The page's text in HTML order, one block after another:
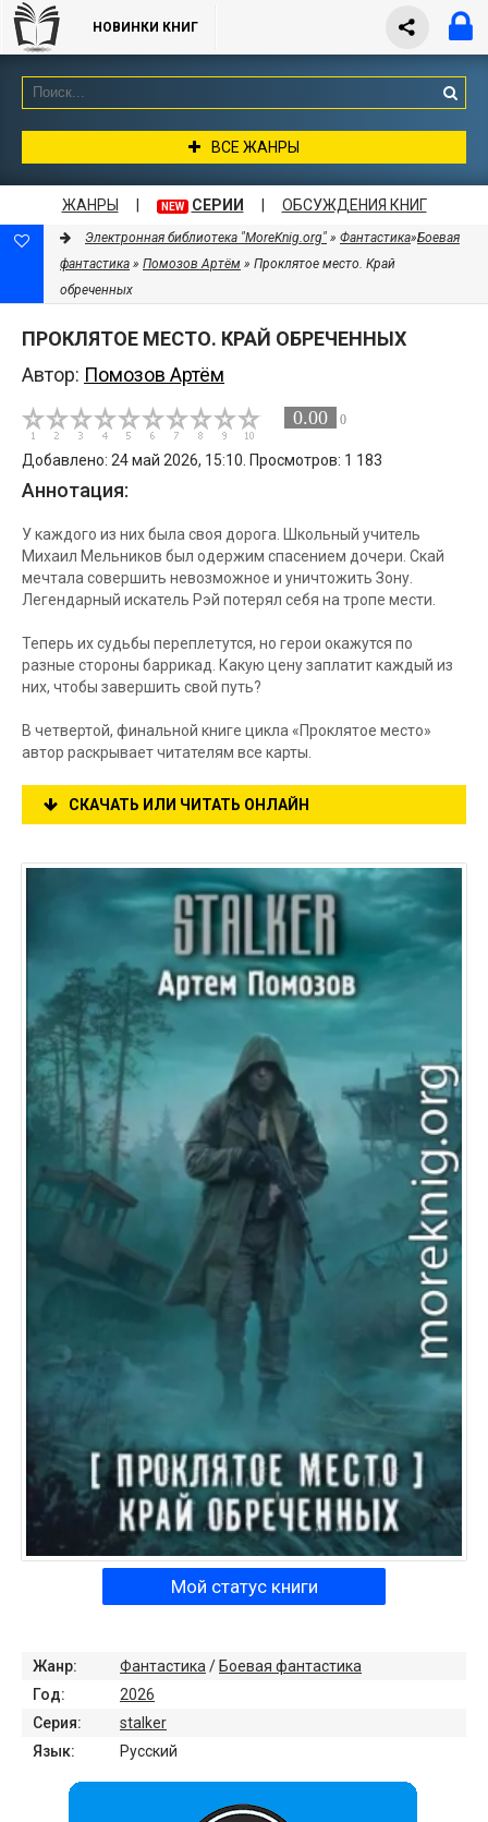
НОВИНКИ КНИГ
ВСЕ ЖАНРЫ
ЖАНРЫ NEW СЕРИИ ОБСУЖДЕНИЯ КНИГ
Электронная библиотека "MoreKnig.org" » Фантастика»Боевая
фантастика » Помозов Артём » Проклятое место. Край
обреченных
ПРОКЛЯТОЕ МЕСТО. КРАЙ ОБРЕЧЕННЫХ
Автор: Помозов Артём
0.00 0
Добавлено: 24 май 2026, 15:10. Просмотров: 1 183
Аннотация:
У каждого из них была своя дорога. Школьный учитель
Михаил Мельников был одержим спасением дочери. Скай
мечтала совершить невозможное и уничтожить Зону.
Легендарный искатель Рэй потерял себя на тропе мести.
Теперь их судьбы переплетутся, но герои окажутся по
разные стороны баррикад. Какую цену заплатит каждый из
них, чтобы завершить свой путь?
В четвертой, финальной книге цикла «Проклятое место»
автор раскрывает читателям все карты.
СКАЧАТЬ ИЛИ ЧИТАТЬ ОНЛАЙН
Мой статус книги
Жанр: Фантастика / Боевая фантастика
Год:
2026
Серия:
stalker
Язык:
Русский